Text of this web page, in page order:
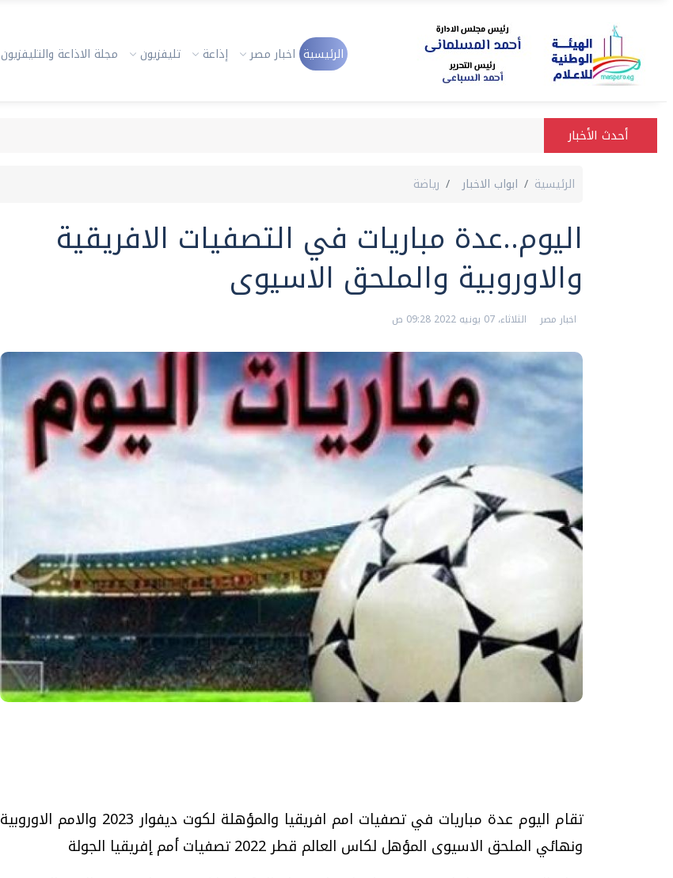
الرئيسية اخبار مصر إذاعة تليفزيون مجلة الاذاعة والتليفزيون
أحدث الأخبار
الرئيسية ابواب الاخبار رياضة
اليوم..عدة مباريات في التصفيات الافريقية
والاوروبية والملحق الاسيوى
اخبار مصر الثلاثاء، 07 يونيه 2022 09:28 ص
تقام اليوم عدة مباريات في تصفيات امم افريقيا والمؤهلة لكوت ديفوار 2023 والامم الاوروبية
ونهائي الملحق الاسيوى المؤهل لكاس العالم قطر 2022 تصفيات أمم إفريقيا الجولة